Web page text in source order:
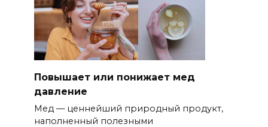
Повышает или понижает мед
давление
Мед — ценнейший природный продукт,
наполненный полезными